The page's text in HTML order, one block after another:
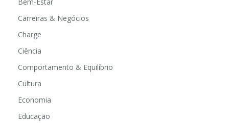
Carreiras & Negócios
Charge
Ciência
Comportamento & Equilíbrio
Cultura
Economia
Educação